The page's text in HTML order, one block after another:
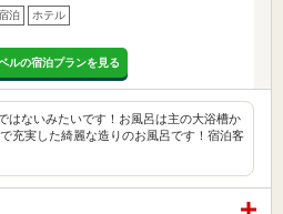
泊 ホテル
ルの宿泊プランを見る
はないみたいです！お風呂は主の大浴槽か
充実した綺麗な造りのお風呂です！宿泊客